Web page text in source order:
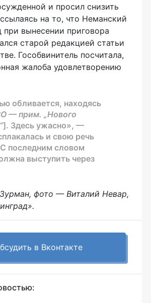
и просил снизить
на то, что Неманский
при вынесении приговора
старой редакцией статьи
Гособвинитель посчитала,
жалоба удовлетворению
обливается, находясь
— прим. „Нового
]. Здесь ужасно», —
и свою речь
последним словом
выступить через
фото — Виталий Невар,
в Вконтакте